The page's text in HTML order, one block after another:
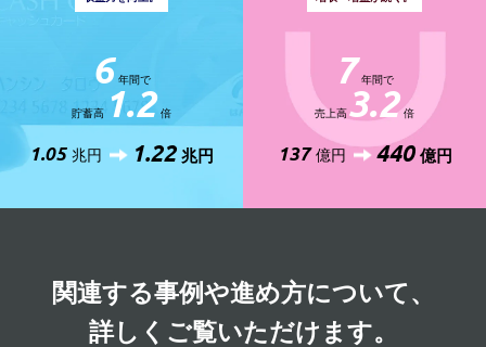
6 年間で
貯蓄高 1.2 倍
1.05 兆円 1.22 兆円
7 年間で
売上高3.2 倍
137 億円 440 億円
関連する事例や進め方について、
詳しくご覧いただけます。